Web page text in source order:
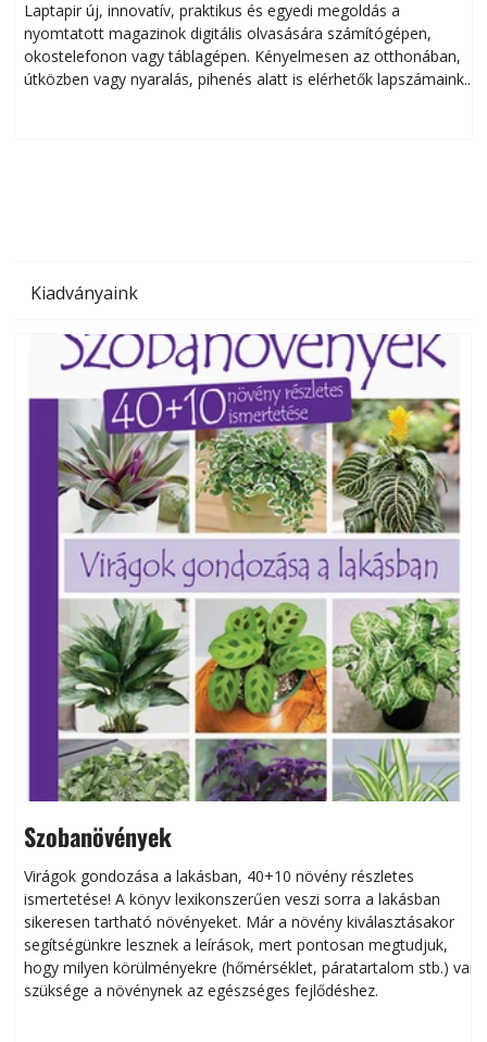
Laptapir új, innovatív, praktikus és egyedi megoldás a
nyomtatott magazinok digitális olvasására számítógépen,
okostelefonon vagy táblagépen. Kényelmesen az otthonában,
útközben vagy nyaralás, pihenés alatt is elérhetők lapszámaink.
Kiadványaink
Szobanövények
Virágok gondozása a lakásban, 40+10 növény részletes
ismertetése! A könyv lexikonszerűen veszi sorra a lakásban
sikeresen tart­ha­tó növényeket. Már a növény kiválasztásakor
segítségünkre lesznek a leírások, mert pontosan megtudjuk,
hogy milyen körülményekre (hőmérséklet, páratartalom stb.) van
szüksége a növénynek az egészséges fejlődéshez.